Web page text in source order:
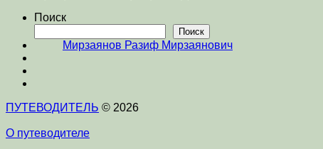
Поиск
Поиск
Мирзаянов Разиф Мирзаянович
ПУТЕВОДИТЕЛЬ © 2026
О путеводителе